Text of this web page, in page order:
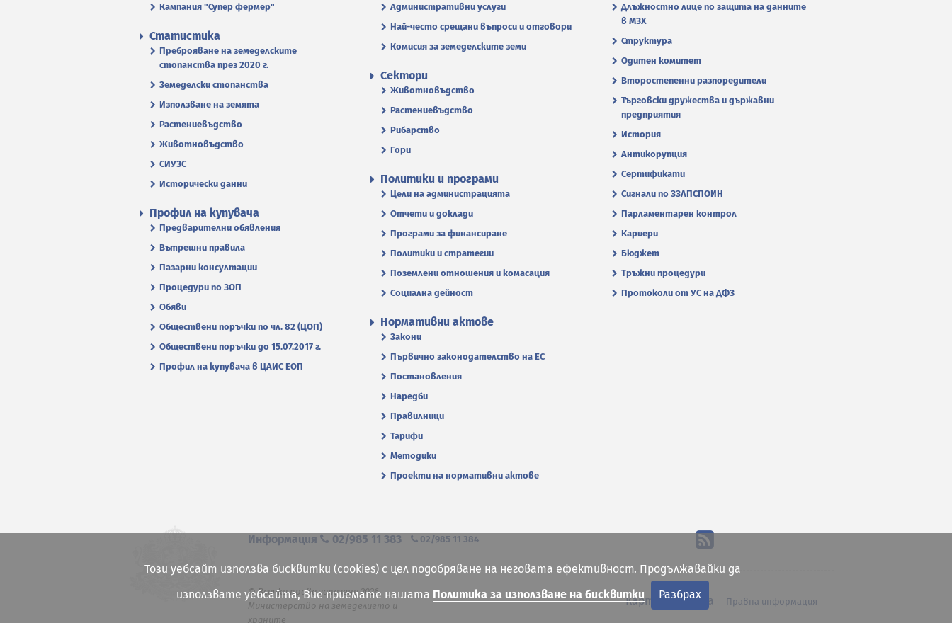
Кампания "Супер фермер"
Административни услуги
Най-често срещани въпроси и отговори
Комисия за земеделските земи
Длъжностно лице по защита на данните
в МЗХ
Структура
Одитен комитет
Второстепенни разпоредители
Търговски дружества и държавни
предприятия
История
Антикорупция
Сертификати
Сигнали по ЗЗЛПСПОИН
Парламентарен контрол
Кариери
Бюджет
Тръжни процедури
Протоколи от УС на ДФЗ
Статистика
Преброяване на земеделските
стопанства през 2020 г.
Земеделски стопанства
Използване на земята
Растениевъдство
Животновъдство
СИУЗС
Исторически данни
Сектори
Животновъдство
Растениевъдство
Рибарство
Гори
Политики и програми
Цели на администрацията
Отчети и доклади
Програми за финансиране
Политики и стратегии
Поземлени отношения и комасация
Социална дейност
Профил на купувача
Предварителни обявления
Вътрешни правила
Пазарни консултации
Процедури по ЗОП
Обяви
Обществени поръчки по чл. 82 (ЦОП)
Обществени поръчки до 15.07.2017 г.
Профил на купувача в ЦАИС ЕОП
Нормативни актове
Закони
Първично законодателство на ЕС
Постановления
Наредби
Правилници
Тарифи
Методики
Проекти на нормативни актове
Информация 02/985 11 383 02/985 11 384
© Всички права запазени 2026
Министерство на земеделието и
храните
Карта на сайта Правна информация
Този уебсайт използва бисквитки (cookies) с цел подобряване на неговата ефективност. Продължавайки да
използвате уебсайта, Вие приемате нашата Политика за използване на бисквитки Разбрах